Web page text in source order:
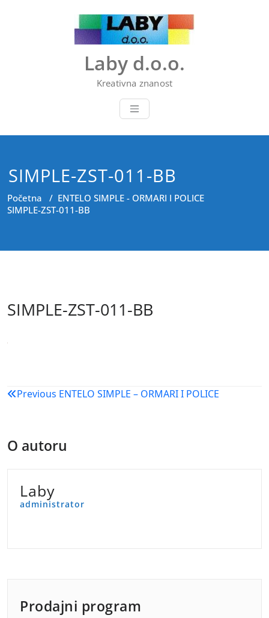
Laby d.o.o.
Kreativna znanost
SIMPLE-ZST-011-BB
Početna / ENTELO SIMPLE - ORMARI I POLICE
SIMPLE-ZST-011-BB
SIMPLE-ZST-011-BB
Navigacija
Previous ENTELO SIMPLE – ORMARI I POLICE
O autoru
Laby
administrator
Prodajni program